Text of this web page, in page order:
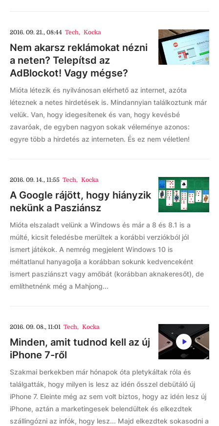
2016. 09. 21., 08:44 Tech, Kocka
Nem akarsz reklámokat nézni
a neten? Telepítsd az
AdBlockot! Vagy mégse?
Mióta létezik és nyilvánosan elérhető az internet, azóta
léteznek a netes hirdetések is. Mindannyian találkoztunk már
velük. Van, hogy idegesítenek és van, hogy kevésbé
zavaróak, de egyben nagyon sokak véleménye azonos:
egyre több a hirdetés az interneten. És ez nem véletlen!
2016. 09. 14., 11:55 Tech, Kocka
A Google rájött, hogy hiányzik
nekünk a Pasziánsz
Mióta elszaladt velünk a Windows és már a 8 és 8.1 is a
múlté, kicsit feledésbe merültek a korábbi verziókból jól
ismert játékok. A nemrég megjelent Windows 10 is
méltatlanul hanyagolja a korábban sokunk kedvenceként
ismert pasziánszt vagy amőbát (korábban aknakeresőt), de
említhetnénk még a Mahjong...
2016. 09. 08., 11:01 Tech, Kocka
Minden, amit tudnod kell az új
iPhone 7-ről
Szakmai berkekben már hónapok óta pletykáltak róla és
találgatták, hogy milyen is lesz az idén ősszel debütáló új
iPhone 7. Eleinte még az sem volt biztos, hogy az idén lesz új
iPhone, aztán a marketingesek belendültek és elkezdtek
szállingózni az infók, hogy lesz... Majd elkezdtek sokasodni a